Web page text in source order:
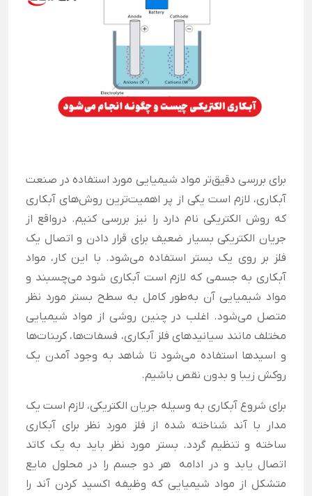
برای بررسی دقیق‌تر مواد شیمیایی مورد استفاده در صنعت
آبکاری، لازم است یکی از پر اهمیت‌ترین روش‌های آبکاری
که روش الکتریکی نام دارد را نیز بررسی کنیم. درواقع از
جریان الکتریکی بسیار ضعیف برای قرار دادن و اتصال یک
فلز بر روی یک بستر استفاده می‌شود. با این کار، مواد
آبکاری به جسمی که لازم است آبکاری شود می‌چسبند و
مواد شیمیایی آن به‌طور کامل به سطح بستر مورد نظر
متصل می‌شود. اغلب در چنین روشی از مواد شیمیایی
مختلف مانند سیانیدهای فلز آبکاری، فسفات‌ها، کربنات‌ها
و اسیدها استفاده می‌شود تا شاهد به وجود آمدن یک
روکش زیبا و بدون نقص باشیم.
برای شروع آبکاری به وسیله جریان الکتریکی، لازم است یک
مدار با آند شناخته شده از فلز مورد نظر برای آبکاری
ساخته و تنظیم گردد. بستر مورد نظر باید به یک کاتد
اتصال یابد و در ادامه هر دو جسم را در محلول مایع
متشکل از مواد شیمیایی که وظیفه اکسید کردن آند را